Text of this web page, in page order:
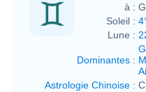
à :
Soleil :
Lune :
Dominantes :
Astrologie Chinoise :